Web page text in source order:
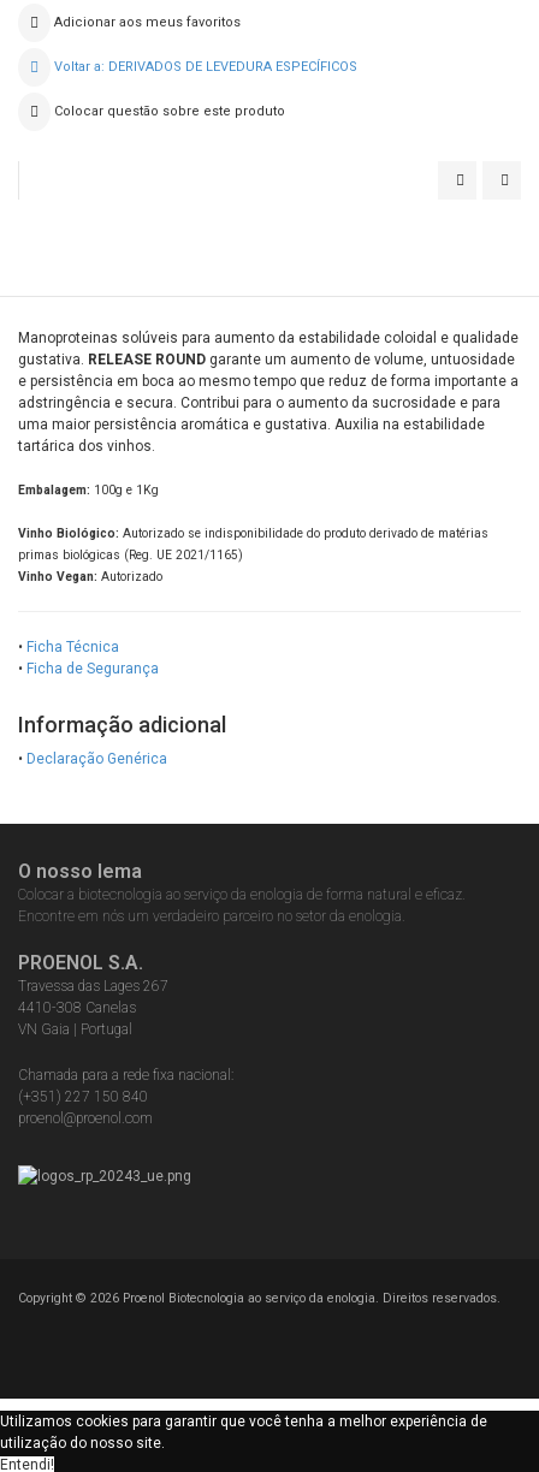
Adicionar aos meus favoritos
Voltar a: DERIVADOS DE LEVEDURA ESPECÍFICOS
Colocar questão sobre este produto
RESKUE
Manoproteinas solúveis para aumento da estabilidade coloidal e qualidade
gustativa. RELEASE ROUND garante um aumento de volume, untuosidade
e persistência em boca ao mesmo tempo que reduz de forma importante a
adstringência e secura. Contribui para o aumento da sucrosidade e para
uma maior persistência aromática e gustativa. Auxilia na estabilidade
tartárica dos vinhos.
Embalagem: 100g e 1Kg
Vinho Biológico: Autorizado se indisponibilidade do produto derivado de matérias
primas biológicas (Reg. UE 2021/1165)
Vinho Vegan: Autorizado
• Ficha Técnica
• Ficha de Segurança
Informação adicional
• Declaração Genérica
O nosso lema
Colocar a biotecnologia ao serviço da enologia de forma natural e eficaz.
Encontre em nós um verdadeiro parceiro no setor da enologia.
PROENOL S.A.
Travessa das Lages 267
4410-308 Canelas
VN Gaia | Portugal
Chamada para a rede fixa nacional:
(+351) 227 150 840
proenol@proenol.com
Copyright © 2026 Proenol Biotecnologia ao serviço da enologia. Direitos reservados.
Utilizamos cookies para garantir que você tenha a melhor experiência de
utilização do nosso site.
Entendi!